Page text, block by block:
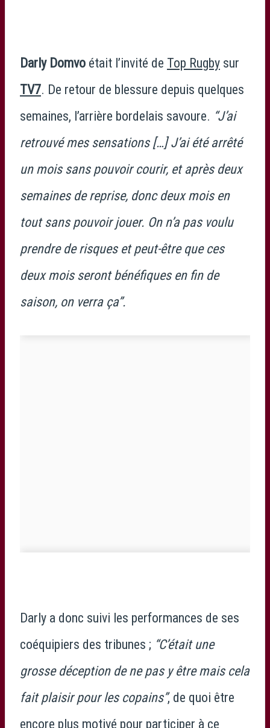
Darly Domvo était l’invité de Top Rugby sur
TV7. De retour de blessure depuis quelques
semaines, l’arrière bordelais savoure. “J’ai
retrouvé mes sensations […] J’ai été arrêté
un mois sans pouvoir courir, et après deux
semaines de reprise, donc deux mois en
tout sans pouvoir jouer. On n’a pas voulu
prendre de risques et peut-être que ces
deux mois seront bénéfiques en fin de
saison, on verra ça”.
Darly a donc suivi les performances de ses
coéquipiers des tribunes ; “C’était une
grosse déception de ne pas y être mais cela
fait plaisir pour les copains”, de quoi être
encore plus motivé pour participer à ce